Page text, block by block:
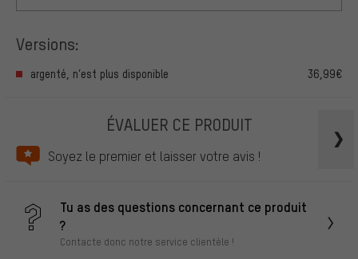
Versions:
argenté, n’est plus disponible 36,99€
ÉVALUER CE PRODUIT
Soyez le premier et laisser votre avis !
Tu as des questions concernant ce produit
?
Contacte donc notre service clientèle !